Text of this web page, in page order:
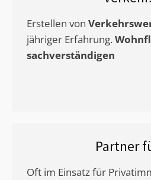
Erstellen von
jähriger Erfahrung.
sachverständigen
Partner
Oft im Einsatz für